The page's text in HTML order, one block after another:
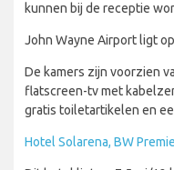
kunnen bij de receptie
John Wayne Airport ligt
De kamers zijn voorzien
flatscreen-tv met
gratis toiletartikelen en
Hotel Solarena, BW